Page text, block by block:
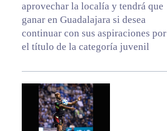
aprovechar la localía y tendrá que
ganar en Guadalajara si desea
continuar con sus aspiraciones por
el título de la categoría juvenil